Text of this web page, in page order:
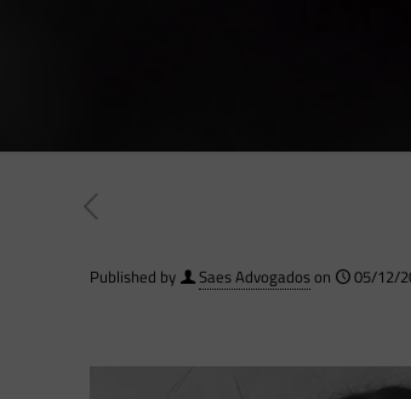
Published by Saes Advogadoson 05/12/